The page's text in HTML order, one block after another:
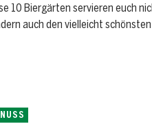
10 Biergärten servieren euch
auch den vielleicht